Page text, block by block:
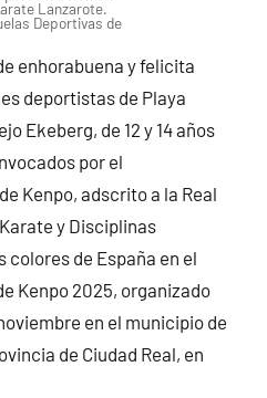
Lanzarote.
Deportivas de
enhorabuena y felicita
deportistas de Playa
Ekeberg, de 12 y 14 años
por el
Kenpo, adscrito a la Real
y Disciplinas
colores de España en el
Kenpo 2025, organizado
en el municipio de
de Ciudad Real, en